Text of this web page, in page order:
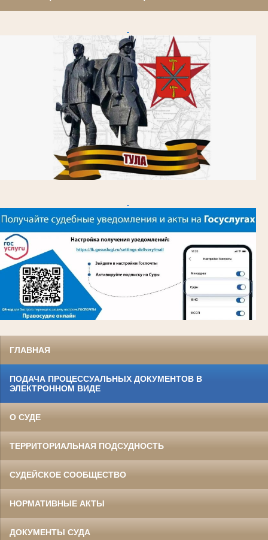
ГЛАВНАЯ
ПОДАЧА ПРОЦЕССУАЛЬНЫХ ДОКУМЕНТОВ В
ЭЛЕКТРОННОМ ВИДЕ
О СУДЕ
ТЕРРИТОРИАЛЬНАЯ ПОДСУДНОСТЬ
СУДЕЙСКОЕ СООБЩЕСТВО
НОРМАТИВНЫЕ АКТЫ
ДОКУМЕНТЫ СУДА